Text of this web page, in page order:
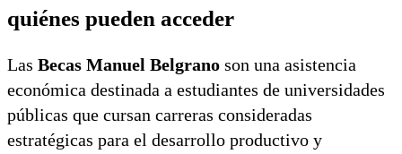
quiénes pueden acceder
Las Becas Manuel Belgrano son una asistencia
económica destinada a estudiantes de universidades
públicas que cursan carreras consideradas
estratégicas para el desarrollo productivo y